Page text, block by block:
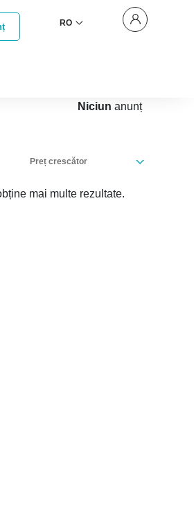
RO
Niciun anunț
Preț crescător
mai multe rezultate.